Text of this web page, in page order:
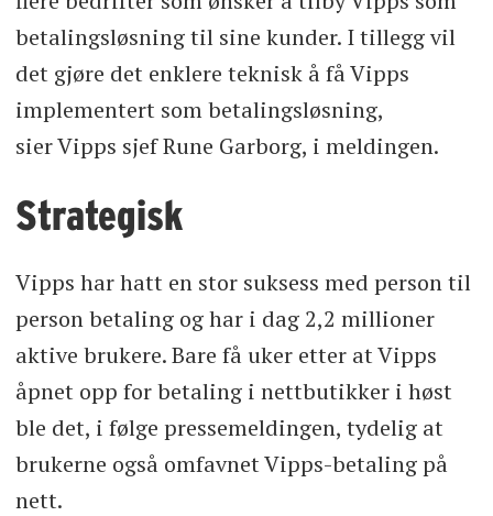
betalingsløsning til sine kunder. I tillegg vil
det gjøre det enklere teknisk å få Vipps
implementert som betalingsløsning,
sier Vipps sjef Rune Garborg, i meldingen.
Strategisk
Vipps har hatt en stor suksess med person til
person betaling og har i dag 2,2 millioner
aktive brukere. Bare få uker etter at Vipps
åpnet opp for betaling i nettbutikker i høst
ble det, i følge pressemeldingen, tydelig at
brukerne også omfavnet Vipps-betaling på
nett.